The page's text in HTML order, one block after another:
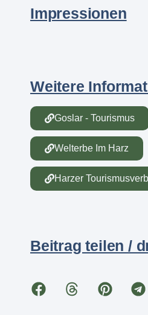
Impressionen
Weitere
Goslar - Tourismus
Welterbe Im Harz
Harzer
Beitrag teilen /